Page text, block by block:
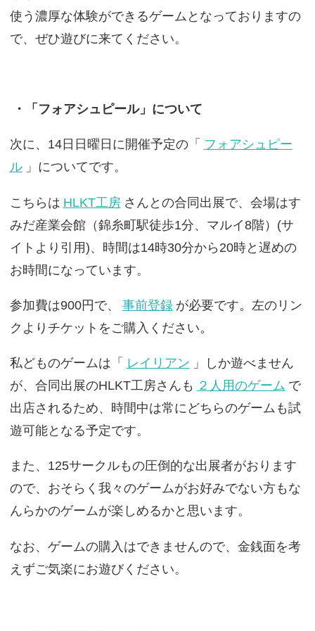
使う濃厚な体験ができるゲームとなっておりますの
で、ぜひ遊びに来てください。
・「フォアシュピール」について
次に、14日日曜日に開催予定の「 フォアシュピー
ル 」についてです。
こちらは HLKT工房 さんとの合同出展で、会場はす
みだ産業会館（錦糸町駅徒歩1分、マルイ8階）(サ
イトより引用)、時間は14時30分から20時と遅めの
お時間になっています。
参加費は900円で、 事前登録 が必要です。左のリン
クよりチケットをご購入ください。
私どものゲームは「 レイリアン 」しか遊べません
が、合同出展のHLKT工房さんも ２人用のゲーム で
出店されるため、時間中は常にどちらのゲームも試
遊可能となる予定です。
また、125サークルもの圧倒的な出展者がおります
ので、おそらく我々のゲームがお好みでない方もな
んらかのゲームが楽しめるかと思います。
なお、ゲームの購入はできませんので、金銭面を考
えずご気楽にお遊びください。